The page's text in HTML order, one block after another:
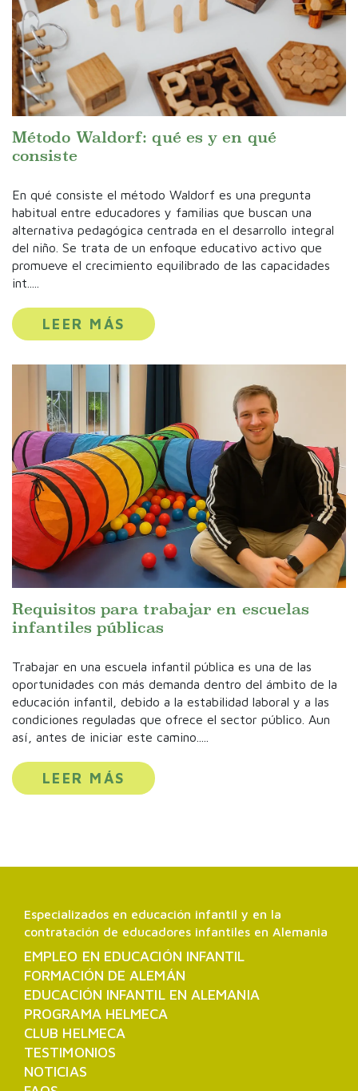
Método Waldorf: qué es y en qué
consiste
En qué consiste el método Waldorf es una pregunta
habitual entre educadores y familias que buscan una
alternativa pedagógica centrada en el desarrollo integral
del niño. Se trata de un enfoque educativo activo que
promueve el crecimiento equilibrado de las capacidades
int.....
LEER MÁS
Requisitos para trabajar en escuelas
infantiles públicas
Trabajar en una escuela infantil pública es una de las
oportunidades con más demanda dentro del ámbito de la
educación infantil, debido a la estabilidad laboral y a las
condiciones reguladas que ofrece el sector público. Aun
así, antes de iniciar este camino.....
LEER MÁS
Especializados en educación infantil y en la
contratación de educadores infantiles en Alemania
EMPLEO EN EDUCACIÓN INFANTIL
FORMACIÓN DE ALEMÁN
EDUCACIÓN INFANTIL EN ALEMANIA
PROGRAMA HELMECA
CLUB HELMECA
TESTIMONIOS
NOTICIAS